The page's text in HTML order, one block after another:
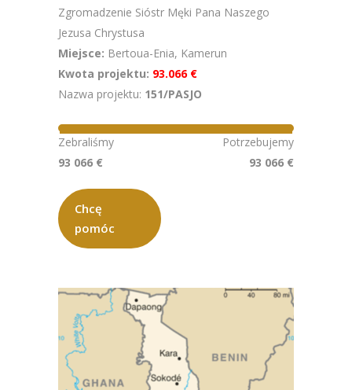
Zgromadzenie Sióstr Męki Pana Naszego
Jezusa Chrystusa
Miejsce: Bertoua-Enia, Kamerun
Kwota projektu: 93.066 €
Nazwa projektu: 151/PASJO
Chcę
pomóc
Zebraliśmy
93 066 €
Potrzebujemy
93 066 €